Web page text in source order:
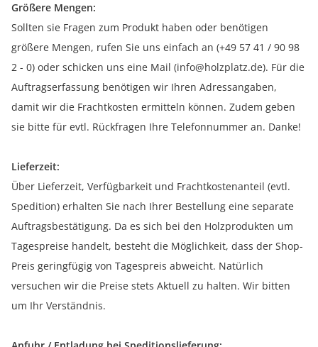
Größere Mengen:
Sollten sie Fragen zum Produkt haben oder benötigen
größere Mengen, rufen Sie uns einfach an (+49 57 41 / 90 98
2 - 0) oder schicken uns eine Mail (info@holzplatz.de). Für die
Auftragserfassung benötigen wir Ihren Adressangaben,
damit wir die Frachtkosten ermitteln können. Zudem geben
sie bitte für evtl. Rückfragen Ihre Telefonnummer an. Danke!
Lieferzeit:
Über Lieferzeit, Verfügbarkeit und Frachtkostenanteil (evtl.
Spedition) erhalten Sie nach Ihrer Bestellung eine separate
Auftragsbestätigung. Da es sich bei den Holzprodukten um
Tagespreise handelt, besteht die Möglichkeit, dass der Shop-
Preis geringfügig von Tagespreis abweicht. Natürlich
versuchen wir die Preise stets Aktuell zu halten. Wir bitten
um Ihr Verständnis.